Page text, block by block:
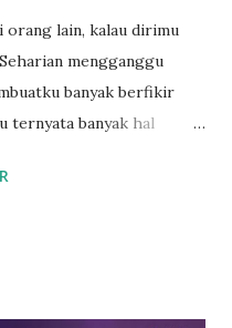
orang lain, kalau dirimu
mengganggu
banyak berfikir
ternyata banyak hal
banyak, jadi aku
suaranya, tapi